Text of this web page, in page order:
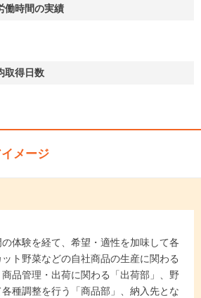
働時間の実績
取得日数
メージ
体験を経て、希望・適性を加味して各
ト野菜などの自社商品の生産に関わる
商品管理・出荷に関わる「出荷部」、野
種調整を行う「商品部」、納入先とな